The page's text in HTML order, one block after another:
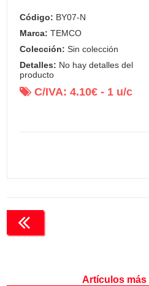
Código: BY07-N
Marca: TEMCO
Colección: Sin colección
Detalles: No hay detalles del
producto
C/IVA:4.10€ - 1 u/c
Artículos